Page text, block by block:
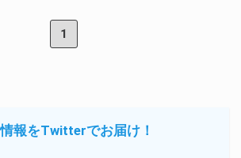
1
報をTwitterでお届け！